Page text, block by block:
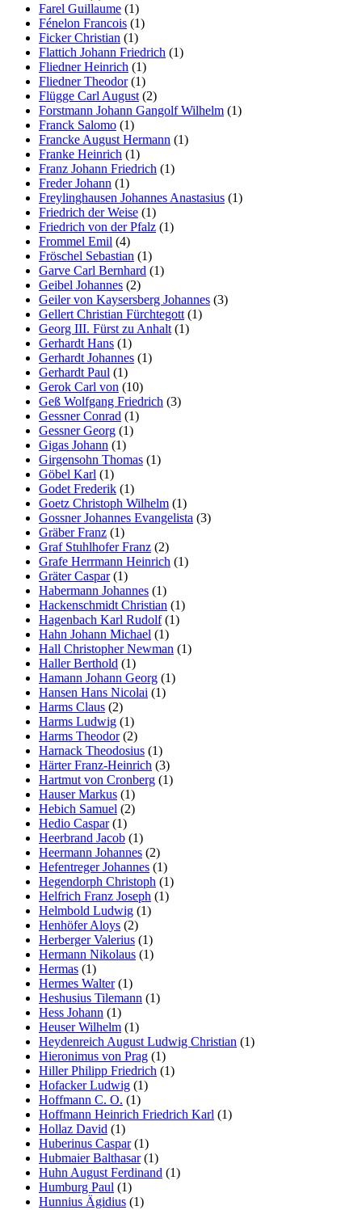
Farel Guillaume (1)
Fénelon Francois (1)
Ficker Christian (1)
Flattich Johann Friedrich (1)
Fliedner Heinrich (1)
Fliedner Theodor(1)
Flügge Carl August (2)
Forstmann Johann Gangolf Wilhelm (1)
Franck Salomo (1)
Francke August Hermann (1)
Franke Heinrich (1)
Franz Johann Friedrich (1)
Freder Johann (1)
Freylinghausen Johannes Anastasius (1)
Friedrich der Weise (1)
Friedrich von der Pfalz (1)
Frommel Emil (4)
Fröschel Sebastian (1)
Garve Carl Bernhard (1)
Geibel Johannes (2)
Geiler von Kaysersberg Johannes (3)
Gellert Christian Fürchtegott (1)
Georg III. Fürst zu Anhalt (1)
Gerhardt Hans (1)
Gerhardt Johannes (1)
Gerhardt Paul (1)
Gerok Carl von (10)
Geß Wolfgang Friedrich (3)
Gessner Conrad (1)
Gessner Georg (1)
Gigas Johann (1)
Girgensohn Thomas (1)
Göbel Karl (1)
Godet Frederik (1)
Goetz Christoph Wilhelm (1)
Gossner Johannes Evangelista (3)
Gräber Franz (1)
Graf Stuhlhofer Franz (2)
Grafe Herrmann Heinrich (1)
Gräter Caspar(1)
Habermann Johannes (1)
Hackenschmidt Christian (1)
Hagenbach Karl Rudolf(1)
Hahn Johann Michael (1)
Hall Christopher Newman (1)
Haller Berthold (1)
Hamann Johann Georg (1)
Hansen Hans Nicolai (1)
Harms Claus (2)
Harms Ludwig (1)
Harms Theodor(2)
Harnack Theodosius (1)
Härter Franz-Heinrich (3)
Hartmut von Cronberg (1)
Hauser Markus (1)
Hebich Samuel (2)
Hedio Caspar(1)
Heerbrand Jacob (1)
Heermann Johannes (2)
Hefentreger Johannes (1)
Hegendorph Christoph (1)
Helfrich Franz Joseph (1)
Helmbold Ludwig (1)
Henhöfer Aloys (2)
Herberger Valerius (1)
Hermann Nikolaus (1)
Hermas (1)
Hermes Walter(1)
Heshusius Tilemann (1)
Hess Johann (1)
Heuser Wilhelm (1)
Heydenreich August Ludwig Christian (1)
Hieronimus von Prag (1)
Hiller Philipp Friedrich (1)
Hofacker Ludwig (1)
Hoffmann C. O. (1)
Hoffmann Heinrich Friedrich Karl (1)
Hollaz David (1)
Huberinus Caspar(1)
Hubmaier Balthasar(1)
Huhn August Ferdinand (1)
Humburg Paul (1)
Hunnius Ägidius (1)